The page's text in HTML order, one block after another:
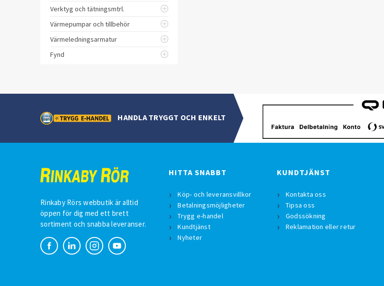
Verktyg och tätningsmtrl.
Värmepumpar och tillbehör
Värmeledningsarmatur
Fynd
HANDLA TRYGGT OCH ENKELT
Rinkaby Rörs webbutik är alltid
öppen för dig med ett brett
sortiment och snabba leveranser.
HITTA SNABBT
Köp- och leveransvillkor
Betalningsmöjligheter
Trygg e-handel
Kundtjänst
Nyheter
KUNDTJÄNST
Kontakta oss
Tipsa oss
Godssökning
Reklamation eller retur